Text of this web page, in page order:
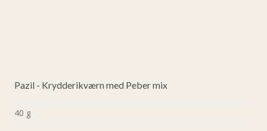
Pazil - Krydderikværn med Peber mix
40 g